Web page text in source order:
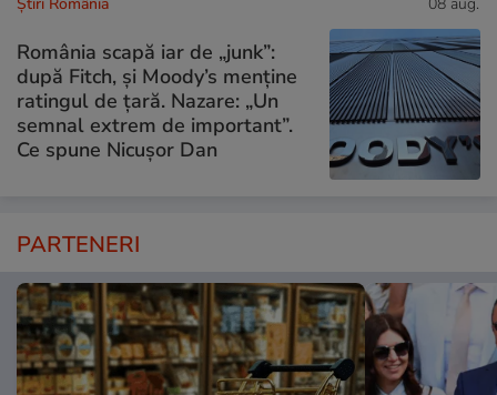
România scapă iar de „junk”:
după Fitch, și Moody’s menține
ratingul de țară. Nazare: „Un
semnal extrem de important”.
Ce spune Nicușor Dan
PARTENERI